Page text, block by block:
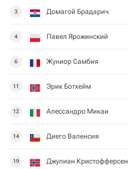
3 Домагой Брадарич
4 Павел Ярожинский
6 Жуниор Самбия
11 Эрик Ботхейм
12 Алессандро Микаи
14 Диего Валенсия
19 Джулиан Кристофферсен